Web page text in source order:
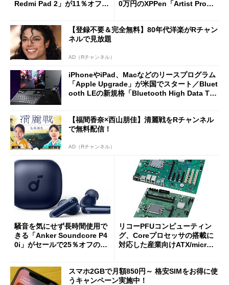
Redmi Pad 2」が11％オフの
0万円のXPPen「Artist Pro 2
【登録不要＆完全無料】80年代洋楽がRチャン
ネルで見放題
AD（Rチャンネル）
iPhoneやiPad、Macなどのリースプログラム
「Apple Upgrade」が米国でスタート／Bluet
ooth LEの新規格「Bluetooth High Data Thr
【福間香奈×西山朋佳】清麗戦をRチャンネル
で無料配信！
AD（Rチャンネル）
騒音を気にせず長時間使用で
きる「Anker Soundcore P4
0i」がセールで25％オフの59
リコーPFUコンピューティン
グ、Coreプロセッサの搭載に
対応した産業向けATX/micro
スマホ2GBで月額850円～ 格安SIMをお得に使
うキャンペーン実施中！